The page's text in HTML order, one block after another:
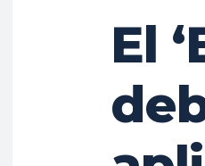
El